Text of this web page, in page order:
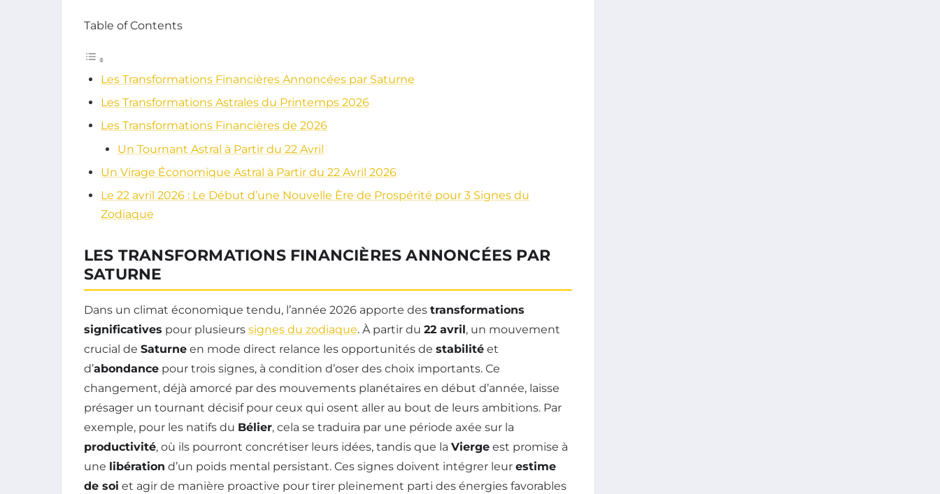
Table of Contents
Les Transformations Financières Annoncées par Saturne
Les Transformations Astrales du Printemps 2026
Les Transformations Financières de 2026
Un Tournant Astral à Partir du 22 Avril
Un Virage Économique Astral à Partir du 22 Avril 2026
Le 22 avril 2026 : Le Début d’une Nouvelle Ère de Prospérité pour 3 Signes du
Zodiaque
LES TRANSFORMATIONS FINANCIÈRES ANNONCÉES PAR
SATURNE
Dans un climat économique tendu, l’année 2026 apporte des transformations
significatives pour plusieurs signes du zodiaque. À partir du 22 avril, un mouvement
crucial de Saturne en mode direct relance les opportunités de stabilité et
d’abondance pour trois signes, à condition d’oser des choix importants. Ce
changement, déjà amorcé par des mouvements planétaires en début d’année, laisse
présager un tournant décisif pour ceux qui osent aller au bout de leurs ambitions. Par
exemple, pour les natifs du Bélier, cela se traduira par une période axée sur la
productivité, où ils pourront concrétiser leurs idées, tandis que la Vierge est promise à
une libération d’un poids mental persistant. Ces signes doivent intégrer leur estime
de soi et agir de manière proactive pour tirer pleinement parti des énergies favorables